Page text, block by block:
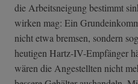
die Arbeitsneigung bestimmt
wirken mag: Ein
nicht etwa bremsen, sondern
heutigen Hartz-IV-Empfänger
wären die Angestellten nicht